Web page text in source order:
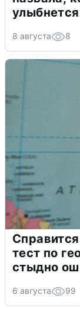
8 августа 8
тест по
стыдно
6 августа 99